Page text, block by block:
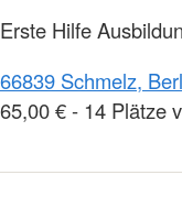
Erste Hilfe
66839 Schmelz,
65,00 € - 14 Plätze